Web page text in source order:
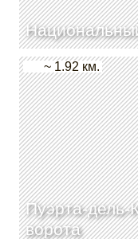
Пуэрта-дель-
ворота
~ 1.92 км.